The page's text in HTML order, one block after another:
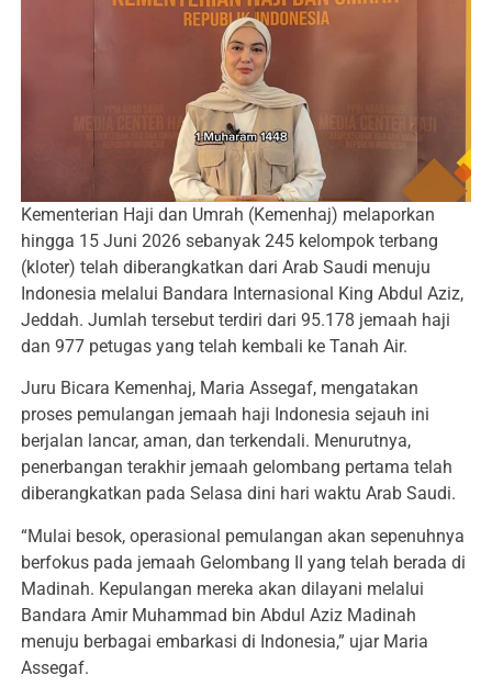
Kementerian Haji dan Umrah (Kemenhaj) melaporkan
hingga 15 Juni 2026 sebanyak 245 kelompok terbang
(kloter) telah diberangkatkan dari Arab Saudi menuju
Indonesia melalui Bandara Internasional King Abdul Aziz,
Jeddah. Jumlah tersebut terdiri dari 95.178 jemaah haji
dan 977 petugas yang telah kembali ke Tanah Air.
Juru Bicara Kemenhaj, Maria Assegaf, mengatakan
proses pemulangan jemaah haji Indonesia sejauh ini
berjalan lancar, aman, dan terkendali. Menurutnya,
penerbangan terakhir jemaah gelombang pertama telah
diberangkatkan pada Selasa dini hari waktu Arab Saudi.
“Mulai besok, operasional pemulangan akan sepenuhnya
berfokus pada jemaah Gelombang II yang telah berada di
Madinah. Kepulangan mereka akan dilayani melalui
Bandara Amir Muhammad bin Abdul Aziz Madinah
menuju berbagai embarkasi di Indonesia,” ujar Maria
Assegaf.